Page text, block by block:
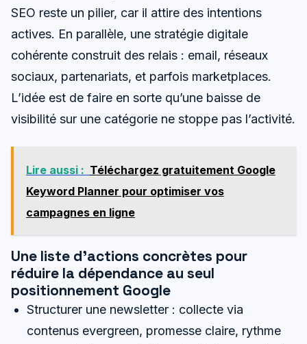
SEO reste un pilier, car il attire des intentions
actives. En parallèle, une stratégie digitale
cohérente construit des relais : email, réseaux
sociaux, partenariats, et parfois marketplaces.
L’idée est de faire en sorte qu’une baisse de
visibilité sur une catégorie ne stoppe pas l’activité.
Lire aussi : Téléchargez gratuitement Google
Keyword Planner pour optimiser vos
campagnes en ligne
Une liste d’actions concrètes pour
réduire la dépendance au seul
positionnement Google
Structurer une newsletter : collecte via
contenus evergreen, promesse claire, rythme